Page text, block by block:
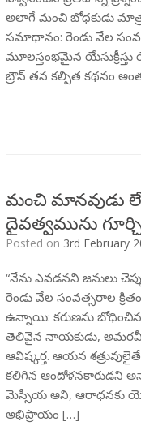
అలాగే మంచి బోధకుడు
సమాధానం: రెండు వేల
మూలస్తంభమైన
బ్రౌన్ తన కల్పిత కథనం
మంచి మానవుడు
దైవత్వమును
Posted on 3rd February
“నేను ఎవడనని జనులు
రెండు వేల సంవత్సరాల
ఉన్నాయి: కరుణను
తెలివైన నాయకుడు,
ఆవిష్కర్త. ఆయన
కలిగిన ఆందోళనకారుడని
మెస్సీయ అని, ఆరాధనకు
అభిప్రాయం […]